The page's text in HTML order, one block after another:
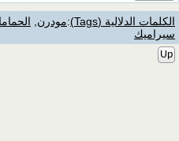
الكلمات الدلالية (Tags) :مودرن,
سيراميك
Up